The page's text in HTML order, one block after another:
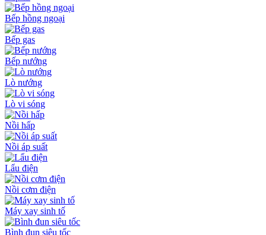
Bếp hồng ngoại
Bếp gas
Bếp nướng
Lò nướng
Lò vi sóng
Nồi hấp
Nồi áp suất
Lẩu điện
Nồi cơm điện
Máy xay sinh tố
Bình đun siêu tốc